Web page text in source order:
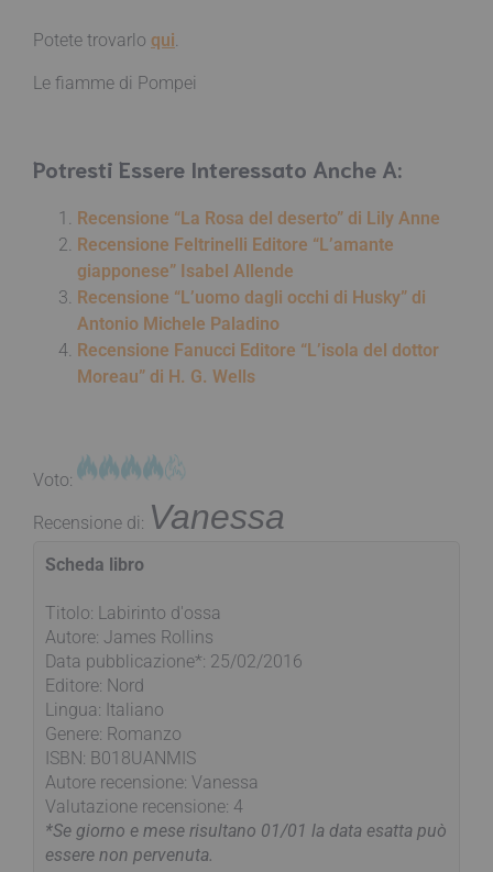
Potete trovarlo qui.
Le fiamme di Pompei
Potresti Essere Interessato Anche A:
Recensione “La Rosa del deserto” di Lily Anne
Recensione Feltrinelli Editore “L’amante
giapponese” Isabel Allende
Recensione “L’uomo dagli occhi di Husky” di
Antonio Michele Paladino
Recensione Fanucci Editore “L’isola del dottor
Moreau” di H. G. Wells
Voto:
Recensione di: Vanessa
Scheda libro
Titolo: Labirinto d'ossa
Autore: James Rollins
Data pubblicazione*: 25/02/2016
Editore: Nord
Lingua: Italiano
Genere: Romanzo
ISBN: B018UANMIS
Autore recensione: Vanessa
Valutazione recensione: 4
*Se giorno e mese risultano 01/01 la data esatta può
essere non pervenuta.